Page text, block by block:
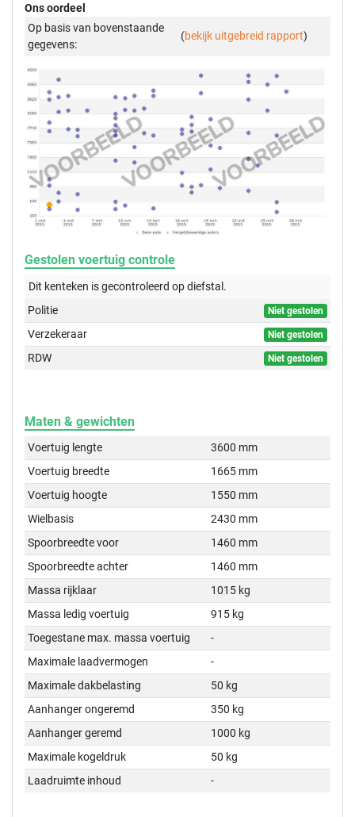
Ons oordeel
Op basis van bovenstaande
gegevens:
(bekijk uitgebreid rapport)
Gestolen voertuig controle
Dit kenteken is gecontroleerd opdiefstal.
Politie
Niet gestolen
Verzekeraar Niet gestolen
RDW Niet gestolen
Maten & gewichten
Voertuig lengte
3600 mm
Voertuig breedte
1665 mm
Voertuig hoogte
1550 mm
Wielbasis
2430 mm
Spoorbreedte voor
1460 mm
Spoorbreedte achter
1460 mm
Massa rijklaar
1015 kg
Massa ledig voertuig
915 kg
Toegestane max. massa voertuig
-
Maximale laadvermogen
-
Maximale dakbelasting
50 kg
Aanhanger ongeremd
350 kg
Aanhanger geremd
1000 kg
Maximale kogeldruk
50 kg
Laadruimte inhoud
-